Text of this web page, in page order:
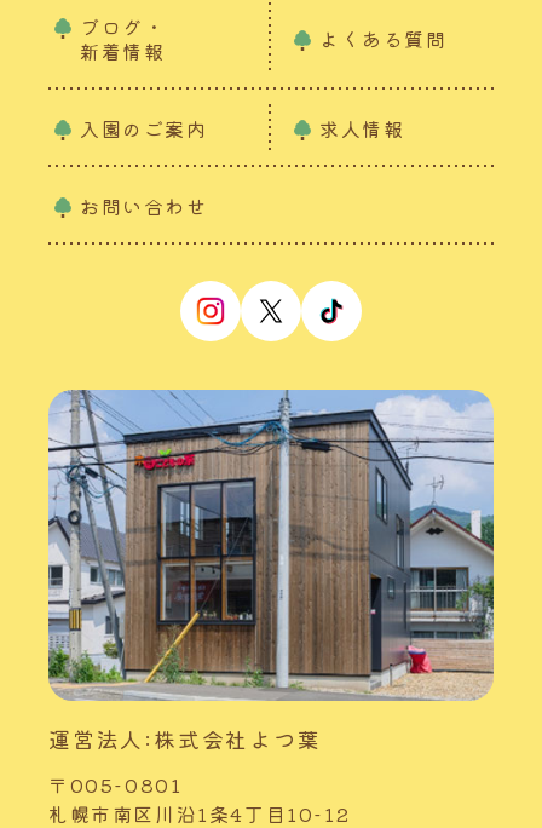
ブログ・
新着情報
よくある質問
入園のご案内 求人情報
お問い合わせ
運営法人:株式会社よつ葉
〒005-0801
札幌市南区川沿1条4丁目10-12